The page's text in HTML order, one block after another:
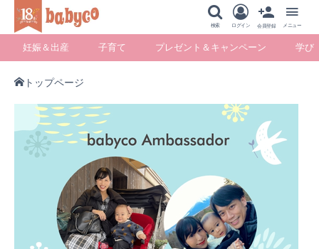
検索 ログイン 会員登録 メニュー
妊娠＆出産 子育て プレゼント＆キャンペーン 学び
トップページ
妊娠＆出産 子育て
プレゼント＆キ
学び